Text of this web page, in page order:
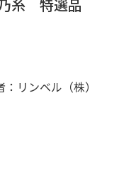
糸 特選品
リンベル（株）